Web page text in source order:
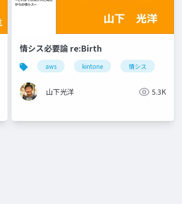
情シス必要論 re:Birth
aws kintone 情シス
山下光洋 5.3K